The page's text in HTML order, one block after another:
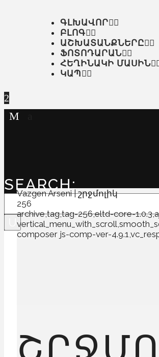
ԳԼԽԱՎՈՐ
ԲԼՈԳ
ԱՇԽԱՏԱՆՔՆԵՐԸ
ՖՈՏՈԴԱՐԱՆ
ՀԵՂԻՆԱԿԻ ՄԱՍԻՆ
ԿԱՊ
SEARCH:
Vazgen Arseni | շրջմոլիկ
256
archive,tag,tag-256,eltd-core-
composer js-comp-ver-